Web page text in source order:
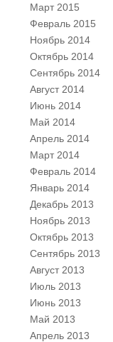
Март 2015
Февраль 2015
Ноябрь 2014
Октябрь 2014
Сентябрь 2014
Август 2014
Июнь 2014
Май 2014
Апрель 2014
Март 2014
Февраль 2014
Январь 2014
Декабрь 2013
Ноябрь 2013
Октябрь 2013
Сентябрь 2013
Август 2013
Июль 2013
Июнь 2013
Май 2013
Апрель 2013